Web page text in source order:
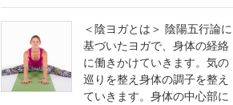
＜陰ヨガとは＞ 陰陽五行論に
基づいたヨガで、身体の経絡
に働きかけていきます。気の
巡りを整え身体の調子を整え
ていきます。身体の中心部に